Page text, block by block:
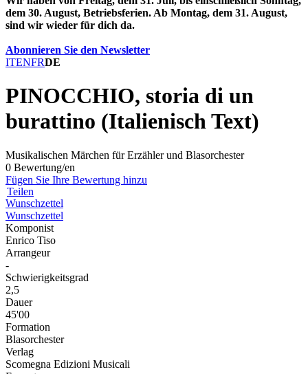
dem 30. August, Betriebsferien. Ab Montag, dem 31. August,
sind wir wieder für dich da.
Abonnieren Sie den Newsletter
ITENFRDE
PINOCCHIO, storia di un
burattino (Italienisch Text)
Musikalischen Märchen für Erzähler und Blasorchester
0 Bewertung/en
Fügen Sie Ihre Bewertung hinzu
Teilen
Wunschzettel
Wunschzettel
Komponist
Enrico Tiso
Arrangeur
-
Schwierigkeitsgrad
2,5
Dauer
45'00
Formation
Blasorchester
Verlag
Scomegna Edizioni Musicali